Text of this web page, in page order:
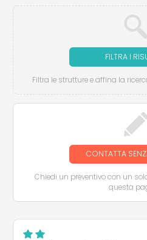
FILTRA I
Filtra le strutture e affina la
CONTATTA
Chiedi un preventivo con un
questa